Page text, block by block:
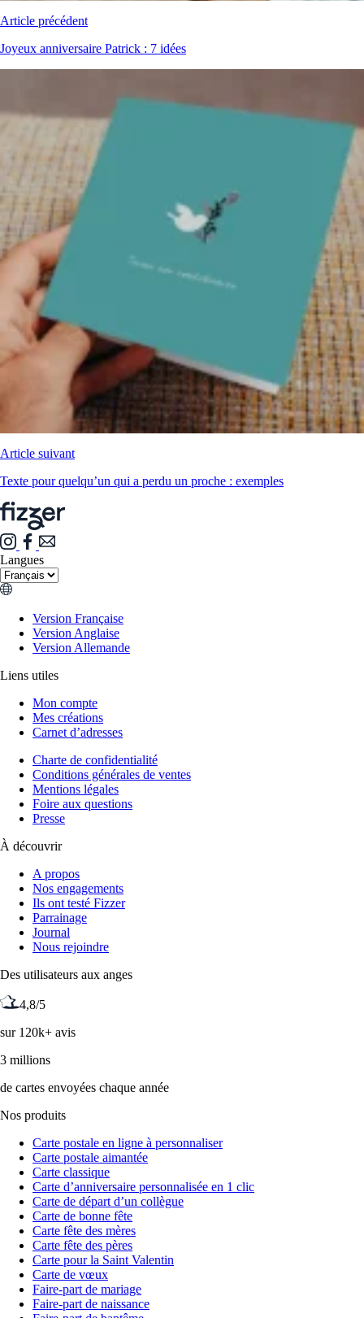
Article précédent
Joyeux anniversaire Patrick : 7 idées
Article suivant
Texte pour quelqu’un qui a perdu un proche : exemples
Langues
Version Française
Version Anglaise
Version Allemande
Liens utiles
Mon compte
Mes créations
Carnet d’adresses
Charte de confidentialité
Conditions générales de ventes
Mentions légales
Foire aux questions
Presse
À découvrir
A propos
Nos engagements
Ils ont testé Fizzer
Parrainage
Journal
Nous rejoindre
Des utilisateurs aux anges
4,8/5
sur 120k+ avis
3 millions
de cartes envoyées chaque année
Nos produits
Carte postale en ligne à personnaliser
Carte postale aimantée
Carte classique
Carte d’anniversaire personnalisée en 1 clic
Carte de départ d’un collègue
Carte de bonne fête
Carte fête des mères
Carte fête des pères
Carte pour la Saint Valentin
Carte de vœux
Faire-part de mariage
Faire-part de naissance